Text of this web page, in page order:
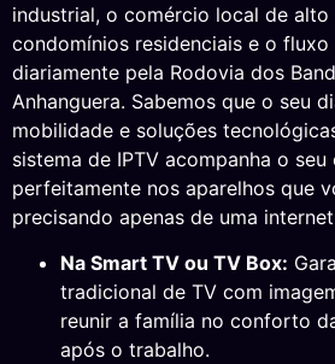
industrial, o comércio local de alto
condomínios residenciais e o fluxo
diariamente pela Rodovia dos
Anhanguera. Sabemos que o seu
mobilidade e soluções
sistema de IPTV acompanha o
perfeitamente nos aparelhos que
precisando apenas de uma
Na Smart TV ou TV Box:
tradicional de TV com
reunir a família no conforto
após o trabalho.